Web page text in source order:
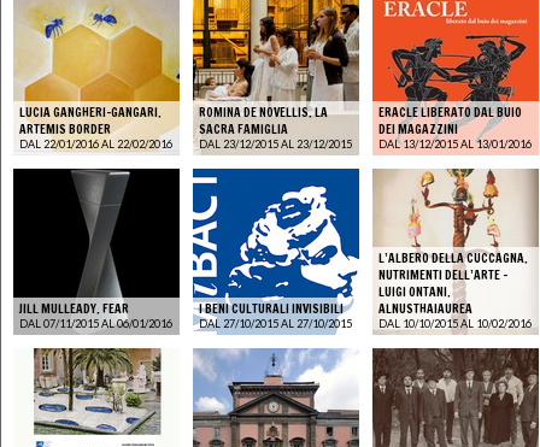
LUCIA GANGHERI-GANGARI.
ARTEMIS BORDER
DAL 22/01/2016 AL 22/02/2016
ROMINA DE NOVELLIS. LA
SACRA FAMIGLIA
DAL 23/12/2015 AL 23/12/2015
ERACLE LIBERATO DAL BUIO
DEI MAGAZZINI
DAL 13/12/2015 AL 13/01/2016
JILL MULLEADY. FEAR
DAL 07/11/2015 AL 06/01/2016
I BENI CULTURALI INVISIBILI
DAL 27/10/2015 AL 27/10/2015
L’ALBERO DELLA CUCCAGNA.
NUTRIMENTI DELL’ARTE -
LUIGI ONTANI.
ALNUSTHAIAUREA
DAL 10/10/2015 AL 10/02/2016